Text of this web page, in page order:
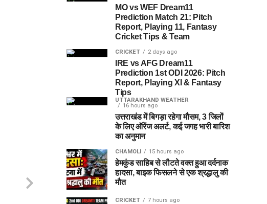
MO vs WEF Dream11
Prediction Match 21: Pitch
Report, Playing 11, Fantasy
Cricket Tips & Team
CRICKET 2 days ago
IRE vs AFG Dream11
Prediction 1st ODI 2026: Pitch
Report, Playing XI & Fantasy
Tips
UTTARAKHAND WEATHER
16 hours ago
उत्तराखंड में बिगड़ा रहेगा मौसम, 3 जिलों
के लिए ऑरेंज अलर्ट, कई जगह भारी बारिश
का अनुमान
CHAMOLI 15 hours ago
हेमकुंड साहिब से लौटते वक्त हुआ दर्दनाक
हादसा, बाइक फिसलने से एक श्रद्धालु की
मौत
CRICKET 7 hours ago